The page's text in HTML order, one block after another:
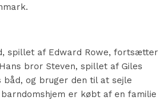
spillet af Edward Rowe, fortsætter
bror Steven, spillet af Giles
båd, og bruger den til at sejle
er købt af en familie